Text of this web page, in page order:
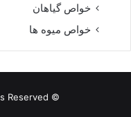
خواص گیاهان
خواص میوه ها
© Copyright 2026, All Rights Reserved